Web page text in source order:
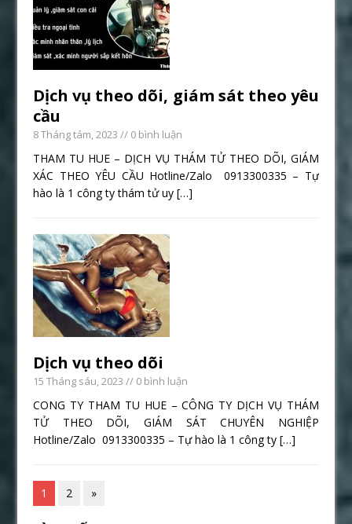
Dịch vụ theo dõi, giám sát theo yêu
cầu
8 Tháng tám, 2023 // 0 bình luận
THAM TU HUE – DỊCH VỤ THÁM TỬ THEO DÕI, GIÁM
XÁC THEO YÊU CẦU Hotline/Zalo 0913300335 – Tự
hào là 1 công ty thám tử uy[…]
Dịch vụ theo dõi
15 Tháng sáu, 2023 // 0 bình luận
CONG TY THAM TU HUE – CÔNG TY DỊCH VỤ THÁM
TỬ THEO DÕI, GIÁM SÁT CHUYÊN NGHIỆP
Hotline/Zalo 0913300335 – Tự hào là 1 công ty[…]
1 2 »